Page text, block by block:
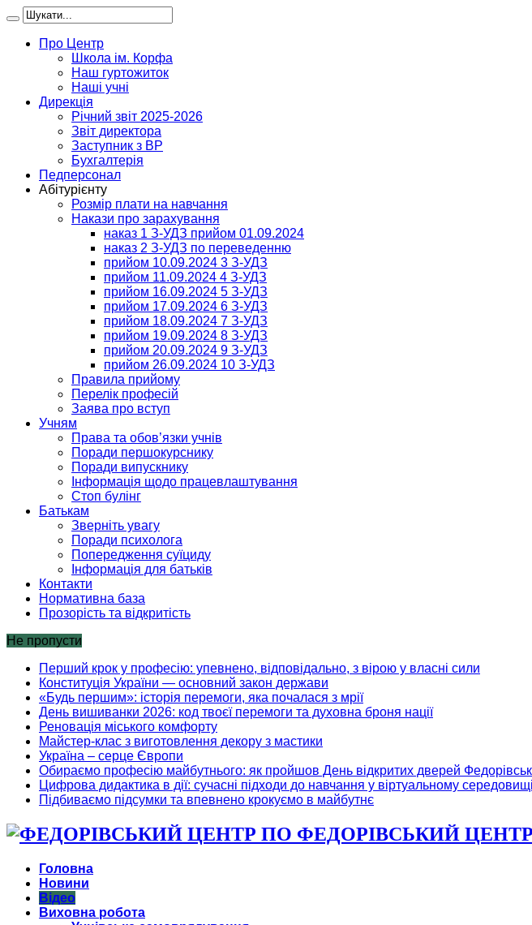
Про Центр
Школа ім. Корфа
Наш гуртожиток
Наші учні
Дирекція
Річний звіт 2025-2026
Звіт директора
Заступник з ВР
Бухгалтерія
Педперсонал
Абітурієнту
Розмір плати на навчання
Накази про зарахування
наказ 1 З-УДЗ прийом 01.09.2024
наказ 2 З-УДЗ по переведенню
прийом 10.09.2024 3 З-УДЗ
прийом 11.09.2024 4 З-УДЗ
прийом 16.09.2024 5 З-УДЗ
прийом 17.09.2024 6 З-УДЗ
прийом 18.09.2024 7 З-УДЗ
прийом 19.09.2024 8 З-УДЗ
прийом 20.09.2024 9 З-УДЗ
прийом 26.09.2024 10 З-УДЗ
Правила прийому
Перелік професій
Заява про вступ
Учням
Права та обов’язки учнів
Поради першокурснику
Поради випускнику
Інформація щодо працевлаштування
Стоп булінг
Батькам
Зверніть увагу
Поради психолога
Попередження суїциду
Інформація для батьків
Контакти
Нормативна база
Прозорість та відкритість
Не пропусти
Перший крок у професію: упевнено, відповідально, з вірою у власні сили
Конституція України — основний закон держави
«Будь першим»: історія перемоги, яка почалася з мрії
День вишиванки 2026: код твоєї перемоги та духовна броня нації
Реновація міського комфорту
Майстер-клас з виготовлення декору з мастики
Україна – серце Європи
Обираємо професію майбутнього: як пройшов День відкритих дверей
Цифрова дидактика в дії: сучасні підходи до навчання у віртуальному середовищі
Підбиваємо підсумки та впевнено крокуємо в майбутнє
ФЕДОРІВСЬКИЙ ЦЕНТР ПО
Головна
Новини
Відео
Виховна робота